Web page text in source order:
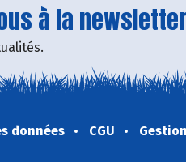
à la
données CGU